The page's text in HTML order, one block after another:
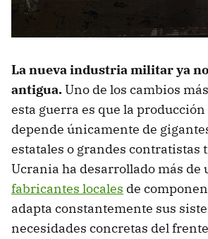
La nueva industria militar ya no
antigua.Uno de los cambios
esta guerra es que la
depende únicamente de
estatales o grandes contratistas
Ucrania ha desarrollado más de
fabricantes locales de
adapta constantemente sus
necesidades concretas del